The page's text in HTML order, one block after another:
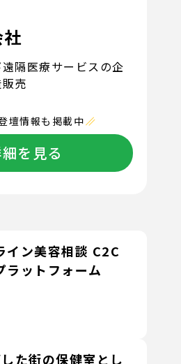
隔医療サービスの企
売
壇情報も掲載中
を見る
イン美容相談 C2C
ラットフォーム
した街の保健室とし